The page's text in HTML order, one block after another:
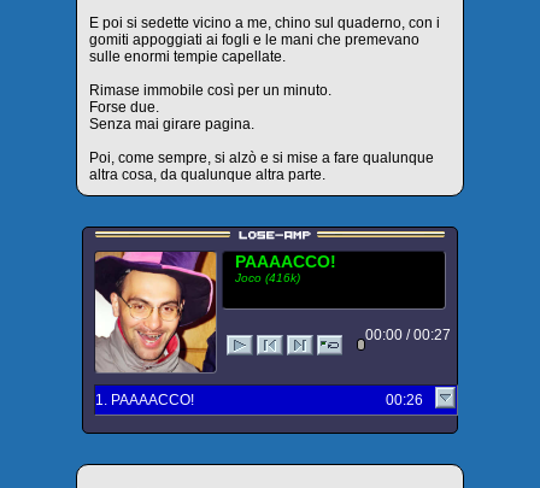
E poi si sedette vicino a me, chino sul quaderno, con i
gomiti appoggiati ai fogli e le mani che premevano
sulle enormi tempie capellate.
Rimase immobile così per un minuto.
Forse due.
Senza mai girare pagina.
Poi, come sempre, si alzò e si mise a fare qualunque
altra cosa, da qualunque altra parte.
PAAAACCO!
Joco (416k)
00:00 / 00:27
1. PAAAACCO! 00:26